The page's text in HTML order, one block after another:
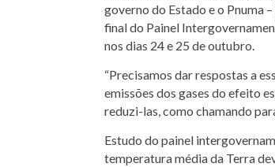
governo do Estado e o Pnuma
final do Painel
nos dias 24 e 25 de outubro.
“Precisamos dar respostas a
emissões dos gases do efeito
reduzi-las, como chamando
Estudo do painel
temperatura média da Terra